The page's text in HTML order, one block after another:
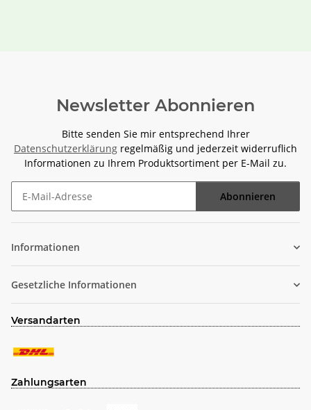
Newsletter Abonnieren
Bitte senden Sie mir entsprechend Ihrer
Datenschutzerklärung regelmäßig und jederzeit widerruflich
Informationen zu Ihrem Produktsortiment per E-Mail zu.
Abonnieren
Informationen
Gesetzliche Informationen
Versandarten
Zahlungsarten